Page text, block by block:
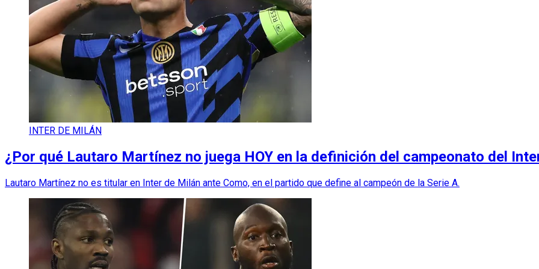
INTER DE MILÁN
¿Por qué Lautaro Martínez no juega HOY en la definición del campeonato del
Lautaro Martínez no es titular en Inter de Milán ante Como, en el partido que define al campeón de la Serie A.